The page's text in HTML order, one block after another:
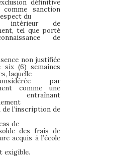
définitive
comme sanction
du
intérieur de
tel que porté
de
non justifiée
six (6) semaines
laquelle
par
comme une
entraînant
l’inscription de
de
des frais de
acquis à l’école
exigible.